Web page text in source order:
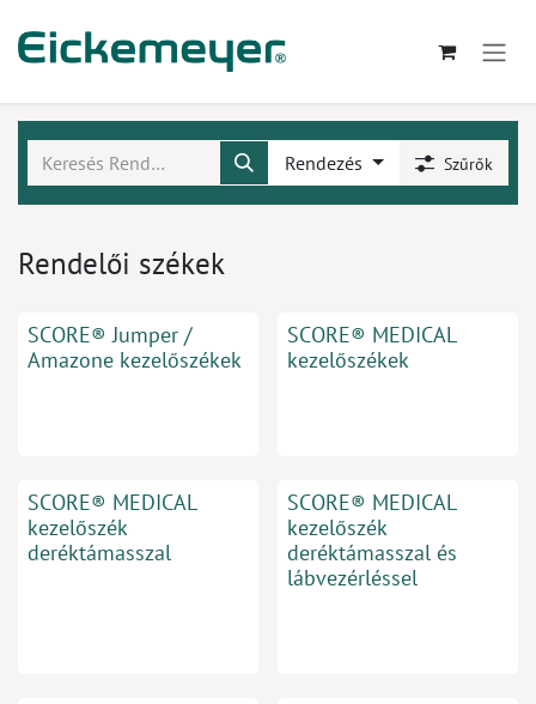
Rendezés Szűrők
Rendelői székek
SCORE® Jumper /
Amazone kezelőszékek
SCORE® MEDICAL
kezelőszékek
SCORE® MEDICAL
kezelőszék
deréktámasszal
SCORE® MEDICAL
kezelőszék
deréktámasszal és
lábvezérléssel